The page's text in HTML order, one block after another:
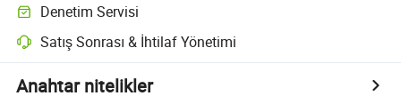
Denetim Servisi
Satış Sonrası & İhtilaf Yönetimi
Anahtar nitelikler